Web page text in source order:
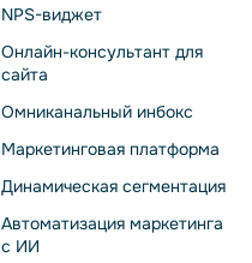
NPS-виджет
Онлайн-консультант для
сайта
Омниканальный инбокс
Маркетинговая платформа
Динамическая сегментация
Автоматизация маркетинга
с ИИ